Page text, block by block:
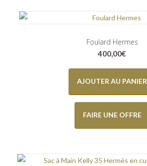
Foulard Hermes
400,00€
AJOUTER AU PANIER
FAIRE UNE OFFRE